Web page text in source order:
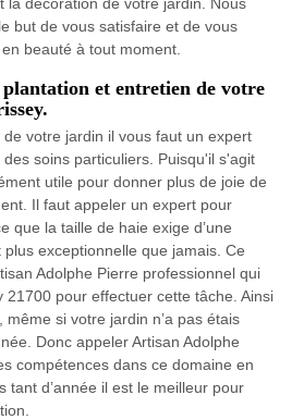
but de vous satisfaire et de vous
beauté à tout moment.
et entretien de votre
votre jardin il vous faut un expert
soins particuliers. Puisqu'il s'agit
utile pour donner plus de joie de
Il faut appeler un expert pour
que la taille de haie exige d’une
exceptionnelle que jamais. Ce
Adolphe Pierre professionnel qui
21700 pour effectuer cette tâche. Ainsi
si votre jardin n’a pas étais
Donc appeler Artisan Adolphe
compétences dans ce domaine en
tant d’année il est le meilleur pour